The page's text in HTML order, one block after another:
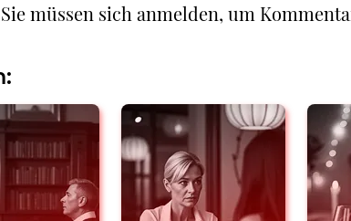
Sie müssen sich anmelden, um